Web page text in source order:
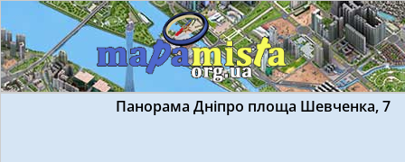
Панорама Дніпро площа Шевченка, 7